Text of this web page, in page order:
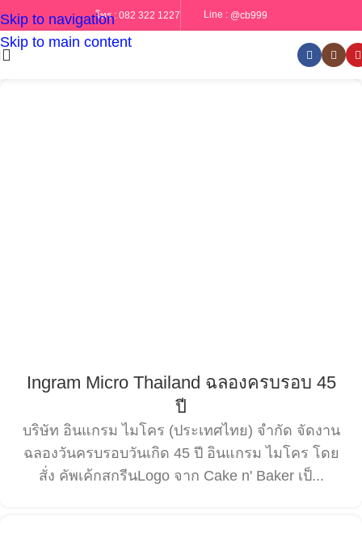
Skip to navigation
Skip to main content
โทร : 082 322 1227 Line : @cb999
Ingram Micro Thailand ฉลองครบรอบ 45
ปี
บริษัท อินแกรม ไมโคร (ประเทศไทย) จำกัด จัดงาน
ฉลองวันครบรอบวันเกิด 45 ปี อินแกรม ไมโคร โดย
สั่ง คัพเค้กสกรีนLogo จาก Cake n' Baker เป็...